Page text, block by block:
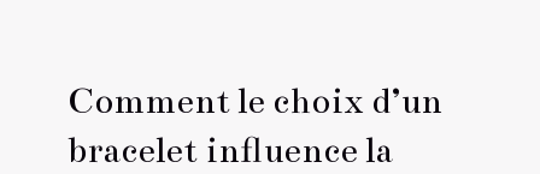
Comment le choix d’un
bracelet influence la